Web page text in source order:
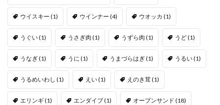
ウイスキー (1) ウインナー (4) ウオッカ (1)
うぐい(1) うさぎ肉 (1) うずら肉 (1) うど(1)
うなぎ(1) うに (1) うまづらはぎ(1) うるい(1)
うるめいわし (1) えい(1) えのき茸(1)
エリンギ(1) エンダイブ(1) オープンサンド (18)